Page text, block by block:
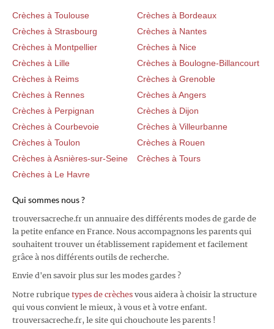
Crèches à Toulouse
Crèches à Bordeaux
Crèches à Strasbourg
Crèches à Nantes
Crèches à Montpellier
Crèches à Nice
Crèches à Lille
Crèches à Boulogne-Billancourt
Crèches à Reims
Crèches à Grenoble
Crèches à Rennes
Crèches à Angers
Crèches à Perpignan
Crèches à Dijon
Crèches à Courbevoie
Crèches à Villeurbanne
Crèches à Toulon
Crèches à Rouen
Crèches à Asnières-sur-Seine
Crèches à Tours
Crèches à Le Havre
Qui sommes nous ?
trouversacreche.fr un annuaire des différents modes de garde de
la petite enfance en France. Nous accompagnons les parents qui
souhaitent trouver un établissement rapidement et facilement
grâce à nos différents outils de recherche.
Envie d'en savoir plus sur les modes gardes ?
Notre rubrique types de crèches vous aidera à choisir la structure
qui vous convient le mieux, à vous et à votre enfant.
trouversacreche.fr, le site qui chouchoute les parents !